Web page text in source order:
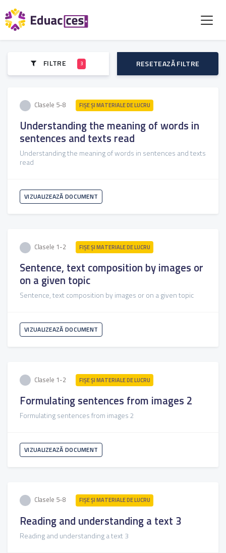
FILTRE 3 RESETEAZĂ FILTRE
Clasele 5-8 FIŞE ŞI MATERIALE DE LUCRU
Understanding the meaning of words in
sentences and texts read
Understanding the meaning of words in sentences and texts
read
VIZUALIZEAZĂ DOCUMENT
Clasele 1-2 FIŞE ŞI MATERIALE DE LUCRU
Sentence, text composition by images or
on a given topic
Sentence, text composition by images or on a given topic
VIZUALIZEAZĂ DOCUMENT
Clasele 1-2 FIŞE ŞI MATERIALE DE LUCRU
Formulating sentences from images 2
Formulating sentences from images 2
VIZUALIZEAZĂ DOCUMENT
Clasele 5-8 FIŞE ŞI MATERIALE DE LUCRU
Reading and understanding a text 3
Reading and understanding a text 3